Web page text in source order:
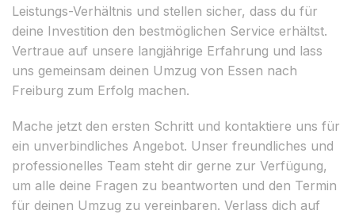
Leistungs-Verhältnis und stellen sicher, dass du für
deine Investition den bestmöglichen Service erhältst.
Vertraue auf unsere langjährige Erfahrung und lass
uns gemeinsam deinen Umzug von Essen nach
Freiburg zum Erfolg machen.
Mache jetzt den ersten Schritt und kontaktiere uns für
ein unverbindliches Angebot. Unser freundliches und
professionelles Team steht dir gerne zur Verfügung,
um alle deine Fragen zu beantworten und den Termin
für deinen Umzug zu vereinbaren. Verlass dich auf